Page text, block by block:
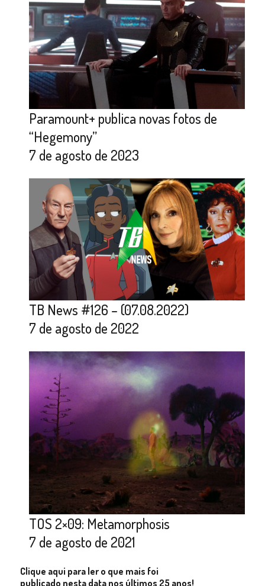
Paramount+ publica novas fotos de
“Hegemony”
7 de agosto de 2023
TB News #126 – (07.08.2022)
7 de agosto de 2022
TOS 2×09: Metamorphosis
7 de agosto de 2021
Clique aqui para ler o que mais foi
publicado nesta data nos últimos 25 anos!